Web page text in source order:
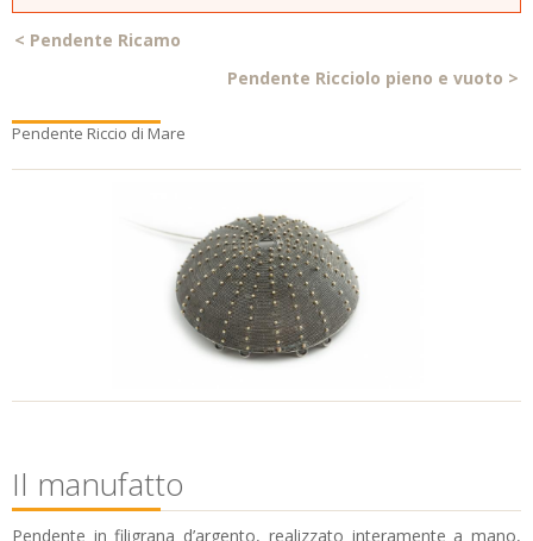
< Pendente Ricamo
Pendente Ricciolo pieno e vuoto >
Pendente Riccio di Mare
Il manufatto
Pendente in filigrana d’argento, realizzato interamente a mano,